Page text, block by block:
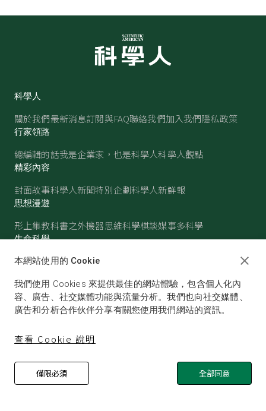
科學人
關於我們最新消息訂閱與FAQ聯絡我們加入我們隱私政策
行家領路
總編輯的話我是企業家，也是科學人科學人觀點
精彩內容
封面故事科學人新聞特別企劃科學人新鮮報
思想漫遊
形上集教科書之外機器思維科學棋談媒事多科學
生命科學
醫學古生物心理學生態學
物理 化學地球科學天文
© SCIENTIFIC AMERICAN, A DIVISION OF NATURE
AMERICA, INC.ALL RIGHTS RESERVED.
本網站使用的 Cookie
我們使用 Cookies 來提供最佳的網站體驗，包含個人化內
容、廣告、社交媒體功能與流量分析。我們也向社交媒體、
廣告和分析合作伙伴分享有關您使用我們網站的資訊。
查看 Cookie 說明
僅限必須 全部同意